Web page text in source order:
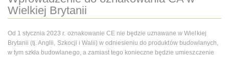
Wielkiej Brytanii
Od 1 stycznia 2023 r. oznakowanie CE nie będzie uznawane w Wielkiej
Brytanii (tj. Anglii, Szkocji i Walii) w odniesieniu do produktów budowlanych,
w tym szkła budowlanego, a zamiast tego konieczne będzie umieszczenie